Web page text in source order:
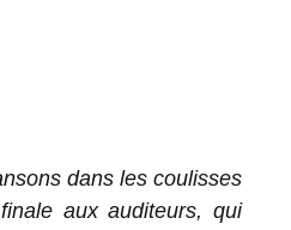
dans les coulisses
aux auditeurs, qui